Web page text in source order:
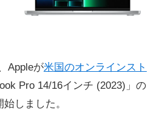
Appleが米国のオンラインスト
Pro 14/16インチ (2023)」の
しました。